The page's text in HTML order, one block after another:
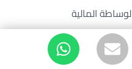
المالية
الخدمات والوساطة المالية
من الأنشطة التالية: